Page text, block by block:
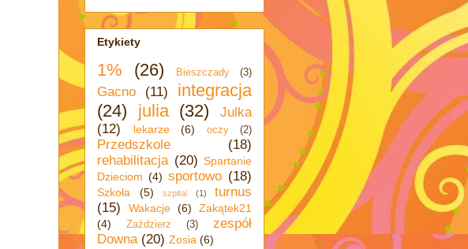
Etykiety
1% (26) Bieszczady (3)
Gacno (11)
integracja
(24)
julia (32)
Julka
(12)
lekarze (6) oczy (2)
Przedszkole
(18)
rehabilitacja (20) Spartanie
Dzieciom (4) sportowo (18)
Szkoła (5) szpital (1)
turnus
(15)
Wakacje (6)
Zakątek21
(4)
Zaździerz (3)
zespół
Downa (20) Zosia (6)